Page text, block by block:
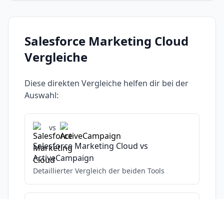
Salesforce Marketing Cloud
Vergleiche
Diese direkten Vergleiche helfen dir bei der
Auswahl:
vs
Salesforce Marketing Cloud vs
ActiveCampaign
Detaillierter Vergleich der beiden Tools